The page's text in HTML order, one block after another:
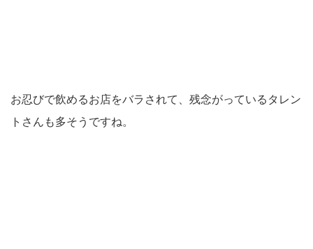
お忍びで飲めるお店をバラされて、残念がっているタレン
トさんも多そうですね。